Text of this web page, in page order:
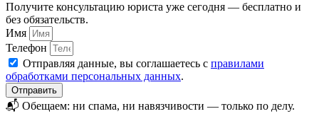
Получите консультацию юриста уже сегодня — бесплатно и
без обязательств.
Имя
Телефон
Отправляя данные, вы соглашаетесь с правилами
обработками персональных данных.
Отправить
📬 Обещаем: ни спама, ни навязчивости — только по делу.